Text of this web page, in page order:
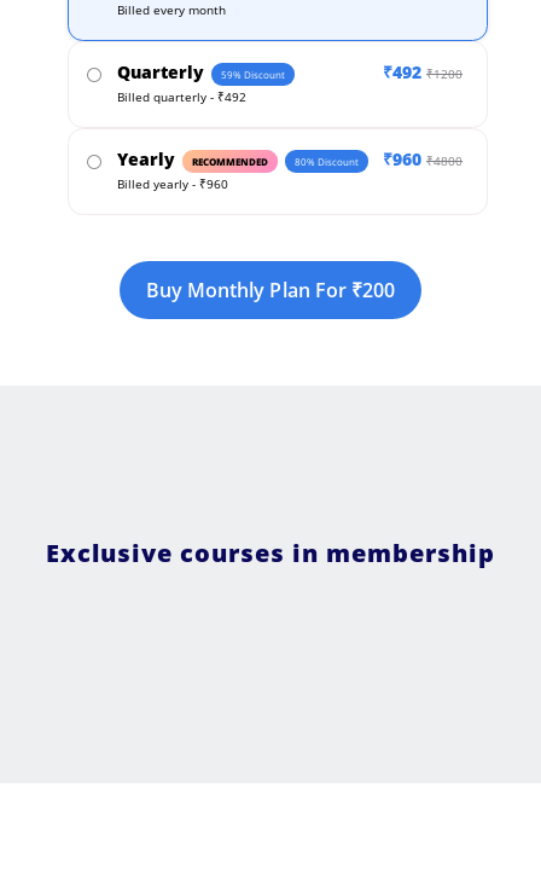
Billed every month
Quarterly 59% Discount
Billed quarterly - ₹492
₹492 ₹1200
Yearly RECOMMENDED 80% Discount
Billed yearly - ₹960
₹960 ₹4800
Buy Monthly Plan For ₹200
Exclusive courses in membership